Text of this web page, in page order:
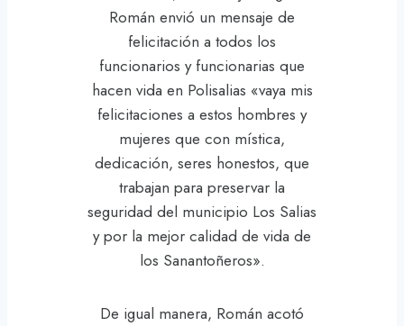
Román envió un mensaje de
felicitación a todos los
funcionarios y funcionarias que
hacen vida en Polisalias «vaya mis
felicitaciones a estos hombres y
mujeres que con mística,
dedicación, seres honestos, que
trabajan para preservar la
seguridad del municipio Los Salias
y por la mejor calidad de vida de
los Sanantoñeros».
De igual manera, Román acotó